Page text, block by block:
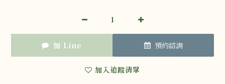
加 Line 預約諮詢
加入追蹤清單